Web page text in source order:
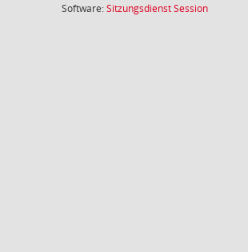
Software:SitzungsdienstSession(Wird in